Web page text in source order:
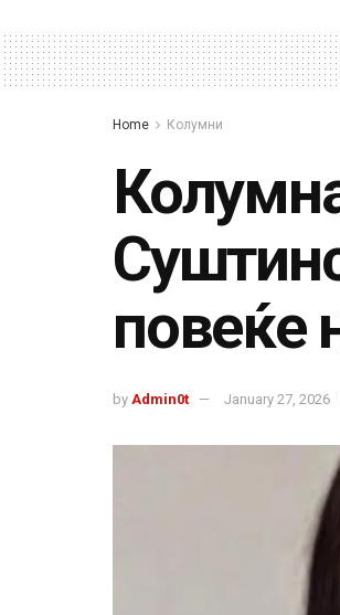
Home Колумни
повеќе
by Admin0t January 27, 2026